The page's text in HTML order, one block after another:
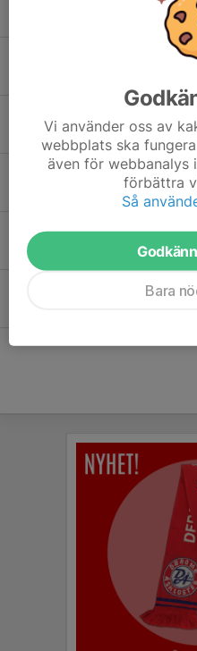
0
Dags att dra gång
1 aug 2023 0
Matchdagar för F10
26 apr 2023 0
Spelveckor för
0
Planeringen är
Vi använder oss av
webbplats ska
även för webbanalys
förbättra
Så
Bara